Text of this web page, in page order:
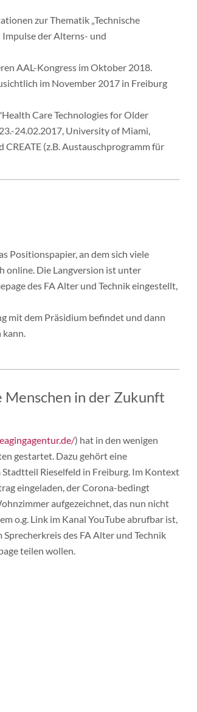
zur Thematik „Technische
der Alterns- und
AAL-Kongress im Oktober 2018.
im November 2017 in Freiburg
Care Technologies for Older
24.02.2017, University of Miami,
(z.B. Austauschprogramm für
Positionspapier, an dem sich viele
online. Die Langversion ist unter
des FA Alter und Technik eingestellt,
mit dem Präsidium befindet und dann
kann.
in der Zukunft
) hat in den wenigen
gestartet. Dazu gehört eine
Rieselfeld in Freiburg. Im Kontext
eingeladen, der Corona-bedingt
aufgezeichnet, das nun nicht
o.g. Link im Kanal YouTube abrufbar ist,
des FA Alter und Technik
teilen wollen.